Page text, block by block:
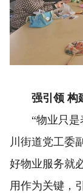
强引领 构
“物业只是
川街道党工委
好物业服务就
用作为关键，